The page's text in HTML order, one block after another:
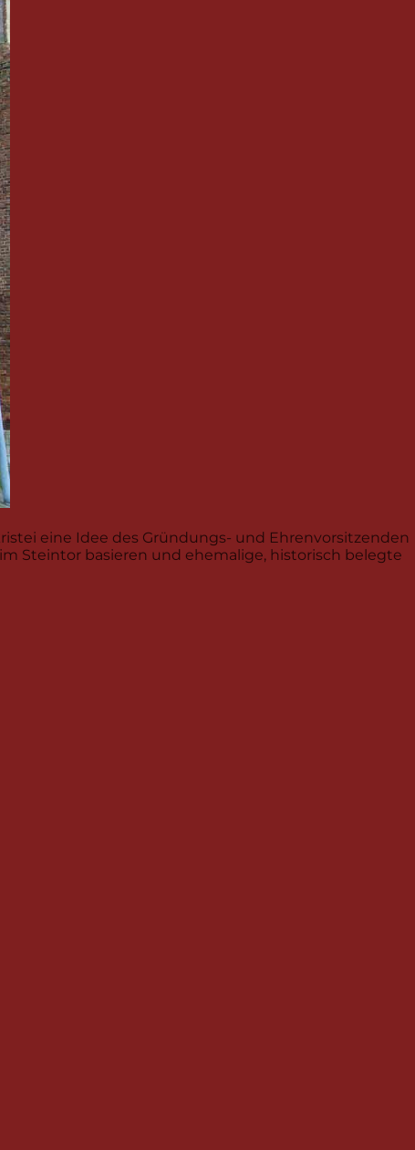
eine Idee des Gründungs- und Ehrenvorsitzenden
Steintor basieren und ehemalige, historisch belegte